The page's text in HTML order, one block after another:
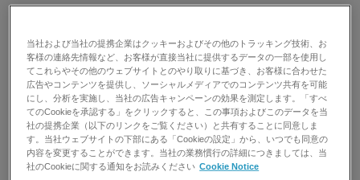
＊ご利用の際は、ご利用規約をお読みください。
ツールダウンロード
無償MRMカタログ
SCIEX社製LC-MS/MSを用いた農薬および動物用医薬品の
MRM定量分析条件を公開いたします。試験項目追加時や新規
メソッド作成時にご活用ください。
当社および当社の提携企業はクッキーおよびその他のトラッキング技術、お
客様の連絡先情報など、お客様が直接当社に提供するデータの一部を使用し
てこれらやその他のウェブサイトとのやり取りに基づき、お客様に合わせた
広告やコンテンツを提供し、ソーシャルメディアでのコンテンツ共有を可能
にし、分析を実施し、当社の広告キャンペーンの効果を測定します。「すべ
てのCookieを承認する」をクリックすると、この事項およびこのデータを当
社の提携企業（以下のリンクをご覧ください）と共有することに同意しま
す。当社ウェブサイトの下部にある「Cookieの設定」から、いつでも同意の
内容を変更することができます。当社の業務慣行の詳細につきましては、当
社のCookieに関する通知をお読みください Cookie Notice